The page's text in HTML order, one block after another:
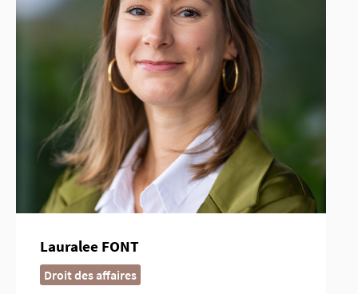
Lauralee FONT
Droit des affaires